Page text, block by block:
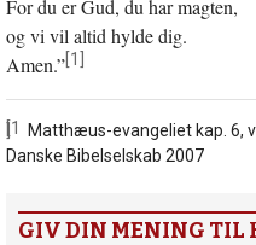
For du er Gud, du har magten,
og vi vil altid hylde dig.
Amen.”[1]
[1]
Matthæus-evangeliet kap. 6,
Danske Bibelselskab 2007
GIV DIN MENING TIL